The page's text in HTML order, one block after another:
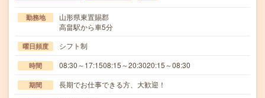
勤務地
山形県東置賜郡
高畠駅から車5分
曜日頻度 シフト制
時間 08:30～17:1508:15～20:3020:15～08:30
期間 長期でお仕事できる方、大歓迎！